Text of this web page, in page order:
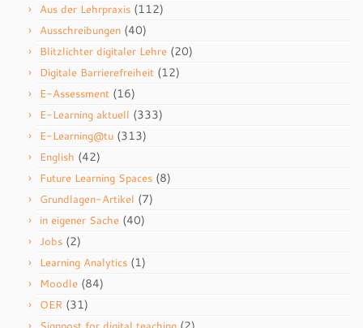
Aus der Lehrpraxis (112)
Ausschreibungen (40)
Blitzlichter digitaler Lehre (20)
Digitale Barrierefreiheit (12)
E-Assessment (16)
E-Learning aktuell (333)
E-Learning@tu (313)
English (42)
Future Learning Spaces (8)
Grundlagen-Artikel (7)
in eigener Sache (40)
Jobs (2)
Learning Analytics (1)
Moodle (84)
OER (31)